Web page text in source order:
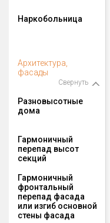
Наркобольница
Архитектура,
фасады
Свернуть
Разновысотные
дома
Гармоничный
перепад высот
секций
Гармоничный
фронтальный
перепад фасада
или изгиб основной
стены фасада